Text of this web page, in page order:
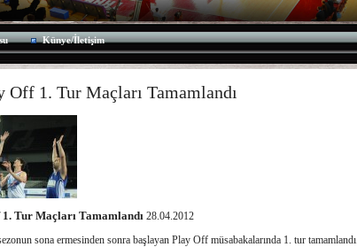
Künye/İletişim
Off 1. Tur Maçları Tamamlandı
Tur Maçları Tamamlandı 28.04.2012
sona ermesinden sonra başlayan Play Off müsabakalarında 1. tur tamamlandı.